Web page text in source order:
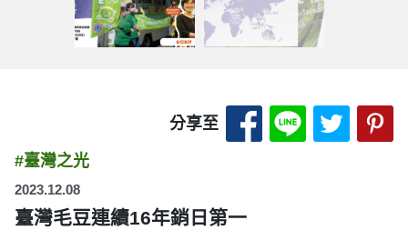
分享至 分享至 Facebook-
分享至分享
#臺灣之光
2023.12.08
臺灣毛豆連續16年銷日第一